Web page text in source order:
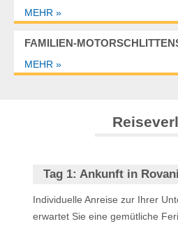
MEHR »
FAMILIEN-
MEHR »
Tag 1: Ankunft in
Individuelle Anreise zur Ihrer
erwartet Sie eine gemütliche